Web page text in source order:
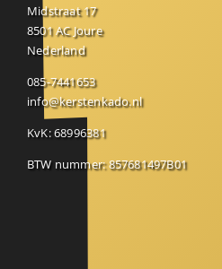
Midstraat 17
8501 AC Joure
Nederland
085-7441653
info@kerstenkado.nl
KvK: 68996381
BTW nummer: 857681497B01